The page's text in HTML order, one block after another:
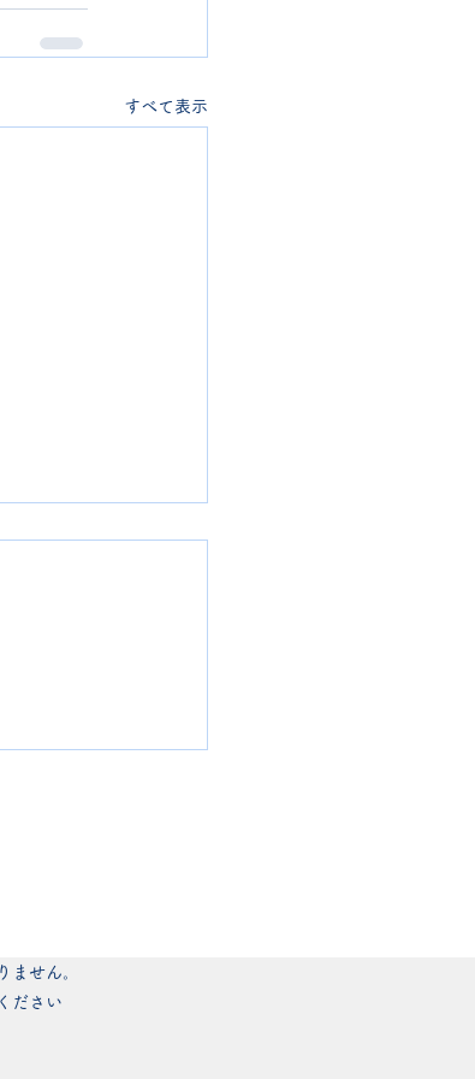
すべて表示
出年金（DC)の
ません。
ださい